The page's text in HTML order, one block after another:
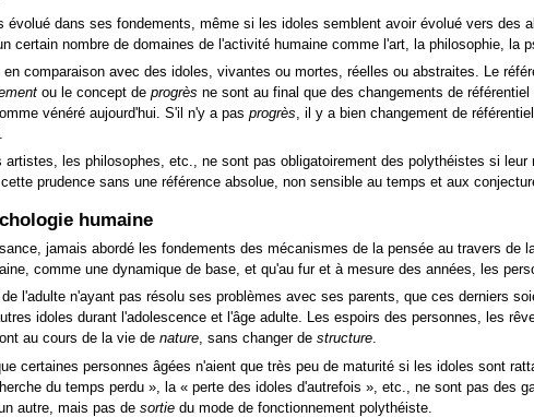
évolué dans ses fondements, même si les idoles semblent avoir évolué vers
certain nombre de domaines de l'activité humaine comme l'art, la philosophie, la
comparaison avec des idoles, vivantes ou mortes, réelles ou abstraites. Le
ou le concept de progrès ne sont au final que des changements de
vénéré aujourd'hui. S'il n'y a pas progrès, il y a bien changement de
artistes, les philosophes, etc., ne sont pas obligatoirement des polythéistes si
prudence sans une référence absolue, non sensible au temps et aux
humaine
jamais abordé les fondements des mécanismes de la pensée au travers de
comme une dynamique de base, et qu'au fur et à mesure des années, les
l'adulte n'ayant pas résolu ses problèmes avec ses parents, que ces derniers
idoles durant l'adolescence et l'âge adulte. Les espoirs des personnes, les
au cours de la vie de nature, sans changer de structure.
certaines personnes âgées n'aient que très peu de maturité si les idoles sont
du temps perdu », la « perte des idoles d'autrefois », etc., ne sont pas des
autre, mais pas de sortiedu mode de fonctionnement polythéiste.